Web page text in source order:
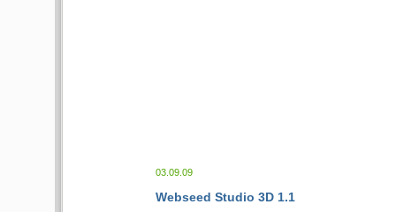
03.09.09
Webseed Studio 3D 1.1